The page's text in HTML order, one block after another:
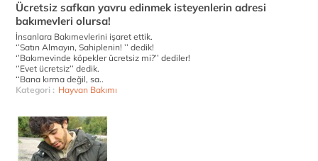
Ücretsiz safkan yavru edinmek isteyenlerin adresi
bakımevleri olursa!
İnsanlara Bakımevlerini işaret ettik.
‘’Satın Almayın, Sahiplenin! ’’ dedik!
‘’Bakımevinde köpekler ücretsiz mi?’’ dediler!
‘’Evet ücretsiz’’ dedik.
‘‘Bana kırma değil, sa..
Kategori : Hayvan Bakımı